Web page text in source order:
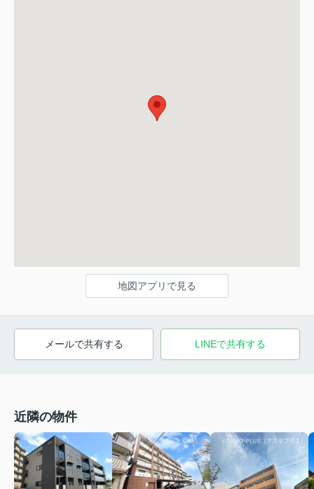
地図アプリで見る
メールで共有する LINEで共有する
近隣の物件